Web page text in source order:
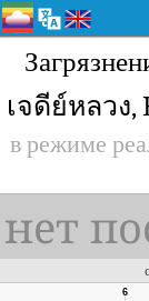
เจดีย์หลวง,
в режиме
нет
6